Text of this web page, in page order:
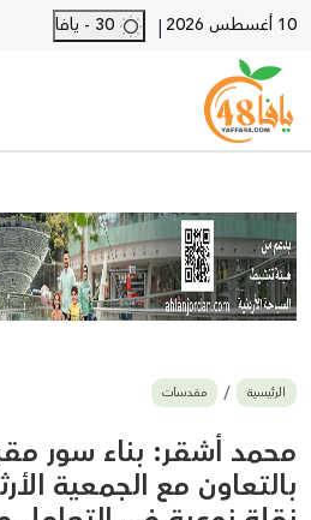
10 أغسطس 2026 |
أخبار محلية
أخبار يافا
SHORTS
أخبار اللد والرملة
بيع وشراء
أخبار القدس
وفيات
المزيد
الرئيسية مقدسات
محمد أشقر: بناء سور
بالتعاون مع الجمعية